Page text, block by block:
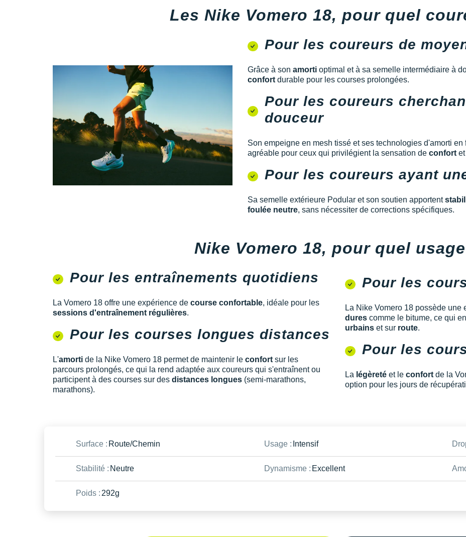
Les Nike Vomero 18, pour quel
Pour les coureurs de
Grâce à son amorti optimal et à sa semelle intermédiaire à
confort durable pour les courses prolongées.
Pour les coureurs
douceur
Son empeigne en mesh tissé et ses technologies d'amorti
agréable pour ceux qui privilégient la sensation de confort
Pour les coureurs ayant
Sa semelle extérieure Podular et son soutien apportent
foulée neutre, sans nécessiter de corrections spécifiques.
Nike Vomero 18, pour quel
Pour les entraînements quotidiens
La Vomero 18 offre une expérience de course confortable, idéale pour les
sessions d'entraînement régulières.
Pour les courses longues distances
L'amorti de la Nike Vomero 18 permet de maintenir le confort sur les
parcours prolongés, ce qui la rend adaptée aux coureurs qui s'entraînent ou
participent à des courses sur des distances longues (semi-marathons,
marathons).
Pour les
La Nike Vomero 18 possède une
dures comme le bitume, ce qui
urbains et sur route.
Pour les
La légèreté et le confort de la
option pour les jours de
Surface : Route/Chemin Usage : Intensif
Stabilité : Neutre Dynamisme : Excellent
Poids : 292g